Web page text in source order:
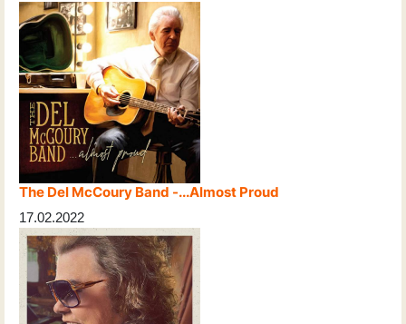
The Del McCoury Band -...Almost Proud
17.02.2022